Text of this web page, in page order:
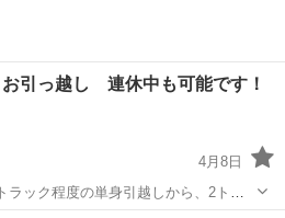
引っ越し 連休中も可能です！
4月8日
ック程度の単身引越しから、2トン
荷物移動、お荷物運搬お任せ下さ